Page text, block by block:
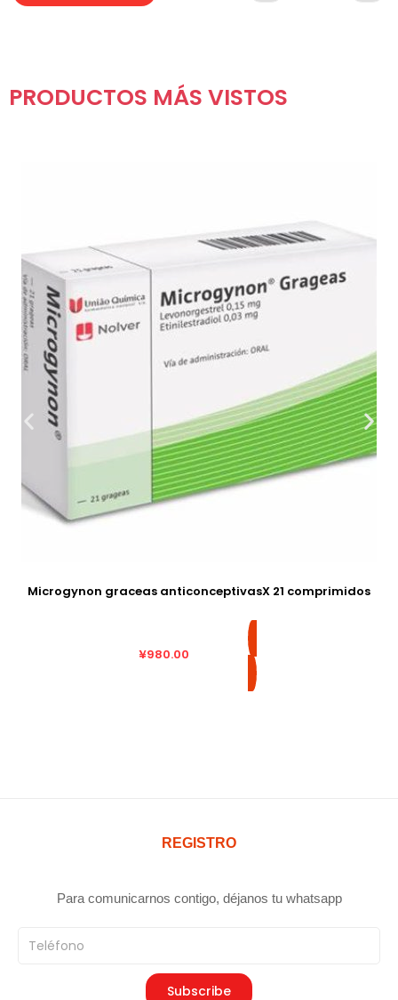
PRODUCTOS MÁS VISTOS
Microgynon graceas anticonceptivasX 21 comprimidos
¥980.00
REGISTRO
Para comunicarnos contigo, déjanos tu whatsapp
Teléfono
Subscribe